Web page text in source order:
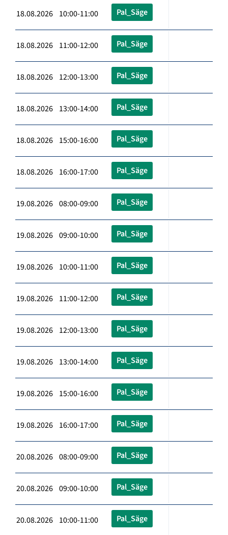
18.08.2026 10:00-11:00 Pal_Säge
18.08.2026 11:00-12:00 Pal_Säge
18.08.2026 12:00-13:00 Pal_Säge
18.08.2026 13:00-14:00 Pal_Säge
18.08.2026 15:00-16:00 Pal_Säge
18.08.2026 16:00-17:00 Pal_Säge
19.08.2026 08:00-09:00 Pal_Säge
19.08.2026 09:00-10:00 Pal_Säge
19.08.2026 10:00-11:00 Pal_Säge
19.08.2026 11:00-12:00 Pal_Säge
19.08.2026 12:00-13:00 Pal_Säge
19.08.2026 13:00-14:00 Pal_Säge
19.08.2026 15:00-16:00 Pal_Säge
19.08.2026 16:00-17:00 Pal_Säge
20.08.2026 08:00-09:00 Pal_Säge
20.08.2026 09:00-10:00 Pal_Säge
20.08.2026 10:00-11:00 Pal_Säge